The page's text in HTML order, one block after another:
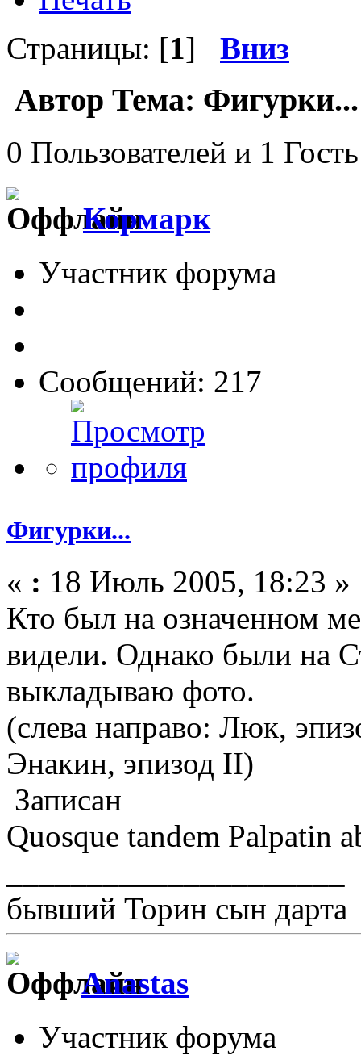
Страницы: [1] Вниз
Автор Тема:
0 Пользователей и 1
Кормарк
Участник форума
Сообщений: 217
Фигурки...
« : 18 Июль 2005, 18:23 »
Кто был на означенном
видели. Однако были на
выкладываю фото.
(слева направо: Люк,
Энакин, эпизод II)
Записан
Quosque tandem Palpatin
бывший Торин сын дарта
Anastas
Участник форума